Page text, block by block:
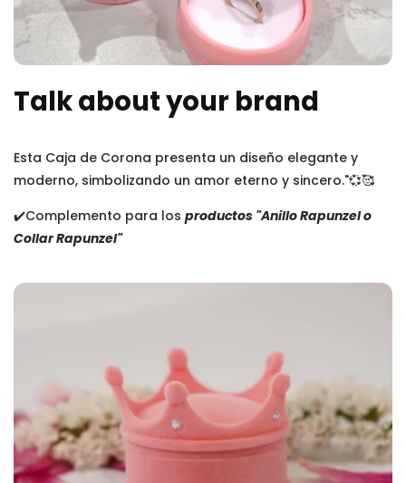
Talk about your brand
Esta Caja de Corona presenta un diseño elegante y
moderno, simbolizando un amor eterno y sincero."💞🥰
✔️Complemento para los productos "Anillo Rapunzel o
Collar Rapunzel"